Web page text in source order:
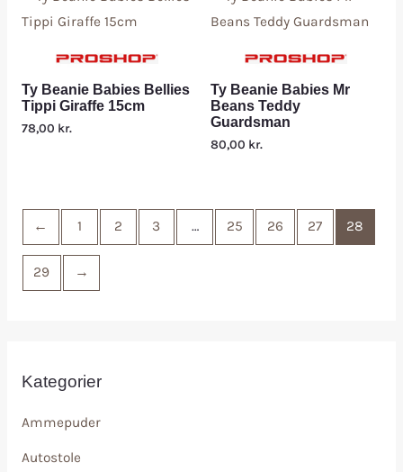
Kategorier
Ammepuder
Autostole
Ty Beanie Babies Bellies
Tippi Giraffe 15cm
78,00 kr.
Ty Beanie Babies Mr
Beans Teddy
Guardsman
80,00 kr.
← 1 2 3 … 25 26 27 28
29 →